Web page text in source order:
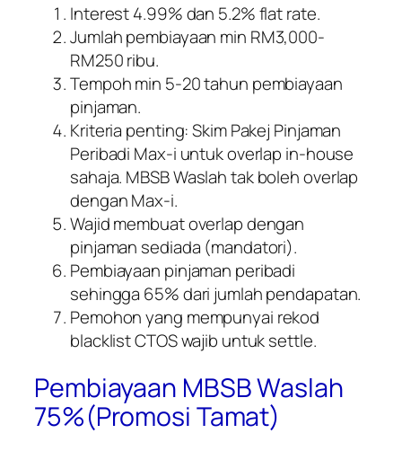
Interest 4.99% dan 5.2% flat rate.
Jumlah pembiayaan min RM3,000-
RM250 ribu.
Tempoh min 5-20 tahun pembiayaan
pinjaman.
Kriteria penting: Skim Pakej Pinjaman
Peribadi Max-i untuk overlap in-house
sahaja. MBSB Waslah tak boleh overlap
dengan Max-i.
Wajid membuat overlap dengan
pinjaman sediada (mandatori).
Pembiayaan pinjaman peribadi
sehingga 65% dari jumlah pendapatan.
Pemohon yang mempunyai rekod
blacklist CTOS wajib untuk settle.
Pembiayaan MBSB Waslah
75%(Promosi Tamat)